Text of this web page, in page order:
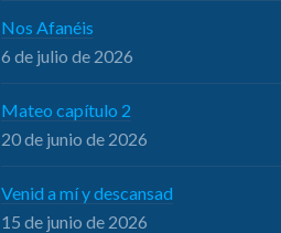
Nos Afanéis
6 de julio de 2026
Mateo capítulo 2
20 de junio de 2026
Venid a mí y descansad
15 de junio de 2026